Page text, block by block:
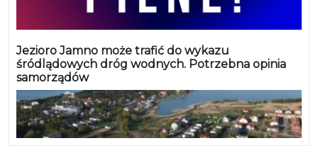
Jezioro Jamno może trafić do wykazu
śródlądowych dróg wodnych. Potrzebna opinia
samorządów